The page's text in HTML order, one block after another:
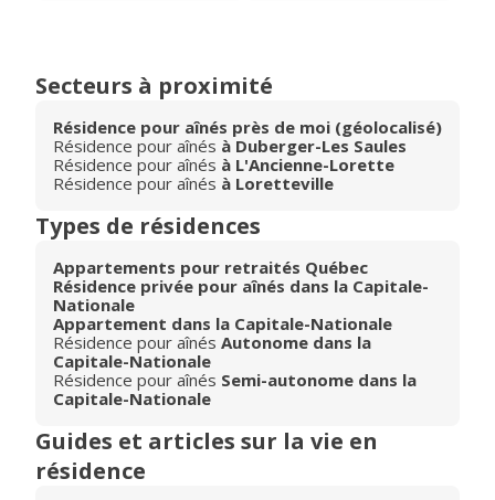
Secteurs à proximité
Résidence pour aînés près de moi (géolocalisé)
Résidence pour aînés à Duberger-Les Saules
Résidence pour aînés à L'Ancienne-Lorette
Résidence pour aînés à Loretteville
Types de résidences
Appartements pour retraités Québec
Résidence privée pour aînés dans la Capitale-
Nationale
Appartement dans la Capitale-Nationale
Résidence pour aînés Autonome dans la
Capitale-Nationale
Résidence pour aînés Semi-autonome dans la
Capitale-Nationale
Guides et articles sur la vie en
résidence